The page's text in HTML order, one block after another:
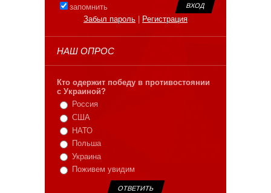
запомнить
Забыл пароль
Регистрация
НАШ ОПРОС
Кто одержит победу в противостоянии
с Украиной?
Россия
США
НАТО
Польша
Украина
Поживем увидим